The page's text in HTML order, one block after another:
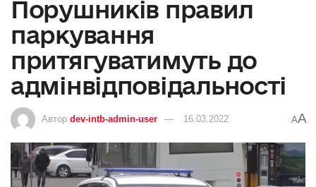
Порушників правил
паркування
притягуватимуть до
адмінвідповідальності
Автор dev-intb-admin-user 16.03.2022 AA